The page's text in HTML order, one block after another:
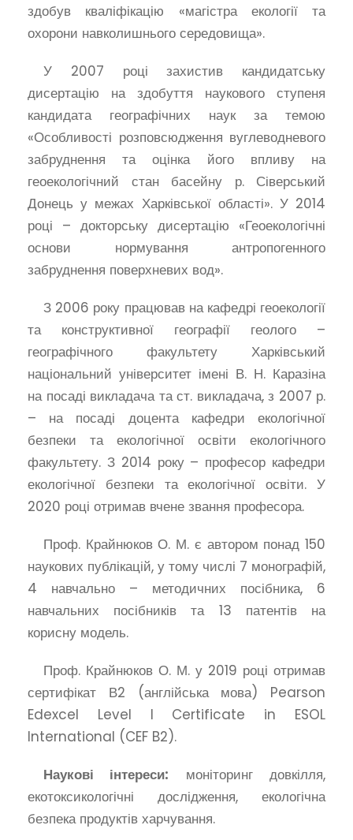
здобув кваліфікацію «магістра екології та
охорони навколишнього середовища».
У 2007 році захистив кандидатську
дисертацію на здобуття наукового ступеня
кандидата географічних наук за темою
«Особливості розповсюдження вуглеводневого
забруднення та оцінка його впливу на
геоекологічний стан басейну р. Сіверський
Донець у межах Харківської області». У 2014
році – докторську дисертацію «Геоекологічні
основи нормування антропогенного
забруднення поверхневих вод».
З 2006 року працював на кафедрі геоекології
та конструктивної географії геолого –
географічного факультету Харківський
національний університет імені В. Н. Каразіна
на посаді викладача та ст. викладача, з 2007 р.
– на посаді доцента кафедри екологічної
безпеки та екологічної освіти екологічного
факультету. З 2014 року – професор кафедри
екологічної безпеки та екологічної освіти. У
2020 році отримав вчене звання професора.
Проф. Крайнюков О. М. є автором понад 150
наукових публікацій, у тому числі 7 монографій,
4 навчально – методичних посібника, 6
навчальних посібників та 13 патентів на
корисну модель.
Проф. Крайнюков О. М. у 2019 році отримав
сертифікат В2 (англійська мова) Pearson
Edexcel Level I Certificate in ESOL
International (CEF B2).
Наукові інтереси: моніторинг довкілля,
екотоксикологічні дослідження, екологічна
безпека продуктів харчування.